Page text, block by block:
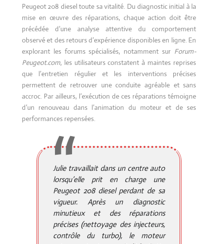
Peugeot 208 diesel toute sa vitalité. Du diagnostic initial à la
mise en œuvre des réparations, chaque action doit être
précédée d’une analyse attentive du comportement
observé et des retours d’expérience disponibles en ligne. En
explorant les forums spécialisés, notamment sur Forum-
Peugeot.com, les utilisateurs constatent à maintes reprises
que l’entretien régulier et les interventions précises
permettent de retrouver une conduite agréable et sans
accroc. Par ailleurs, l’exécution de ces réparations témoigne
d’un renouveau dans l’animation du moteur et de ses
performances repensées.
Julie travaillait dans un centre auto
lorsqu’elle prit en charge une
Peugeot 208 diesel perdant de sa
vigueur. Après un diagnostic
minutieux et des réparations
précises (nettoyage des injecteurs,
contrôle du turbo), le moteur